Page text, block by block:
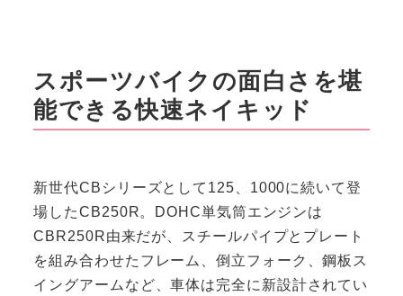
スポーツバイクの面白さを堪
能できる快速ネイキッド
新世代CBシリーズとして125、1000に続いて登
場したCB250R。DOHC単気筒エンジンは
CBR250R由来だが、スチールパイプとプレート
を組み合わせたフレーム、倒立フォーク、鋼板ス
イングアームなど、車体は完全に新設計されてい